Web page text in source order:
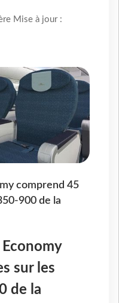
Mise à jour :
comprend 45
900 de la
Economy
sur les
de la